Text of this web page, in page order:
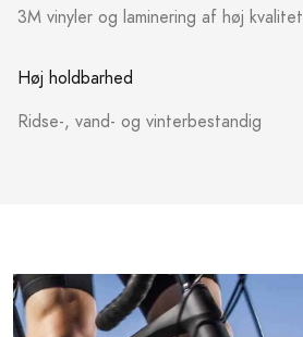
3M vinyler og laminering af høj kvalitet
Høj holdbarhed
Ridse-, vand- og vinterbestandig